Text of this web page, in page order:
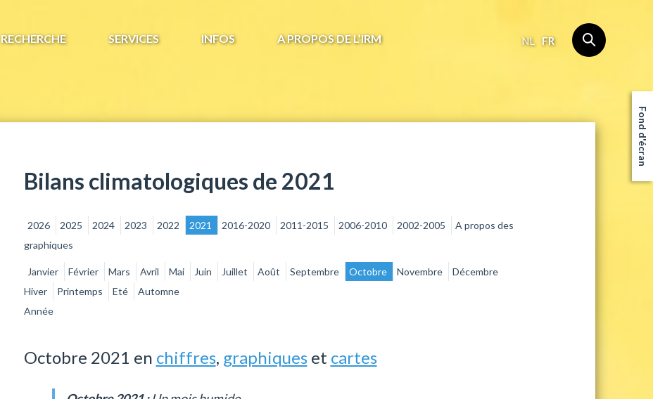
RECHERCHE SERVICES INFOS A PROPOS DE L’IRM NL FR
Bilans climatologiques de 2021
2026 2025 2024 2023 2022 2021 2016-2020 2011-2015 2006-2010 2002-2005
A propos des
graphiques
Janvier Février Mars Avril Mai Juin Juillet Août Septembre Octobre Novembre
Décembre
Hiver
Printemps Eté
Automne
Année
Octobre 2021 en chiffres, graphiqueset cartes
Fond d'écran